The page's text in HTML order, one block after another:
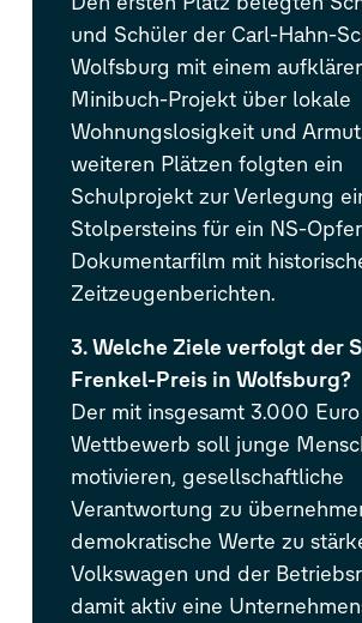
und Schüler der Carl-Hahn-
Wolfsburg mit einem
Minibuch-Projekt über lokale
Wohnungslosigkeit und
weiteren Plätzen folgten ein
Schulprojekt zur Verlegung
Stolpersteins für ein NS-
Dokumentarfilm mit
Zeitzeugenberichten.
3. Welche Ziele verfolgt der
Frenkel-Preis in Wolfsburg?
Der mit insgesamt 3.000
Wettbewerb soll junge
motivieren, gesellschaftliche
Verantwortung zu
demokratische Werte zu
Volkswagen und der
damit aktiv eine